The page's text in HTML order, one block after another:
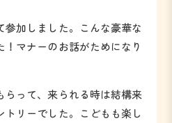
参加しました。こんな豪華な
マナーのお話がためになり
らって、来られる時は結構来
トリーでした。こどもも楽し